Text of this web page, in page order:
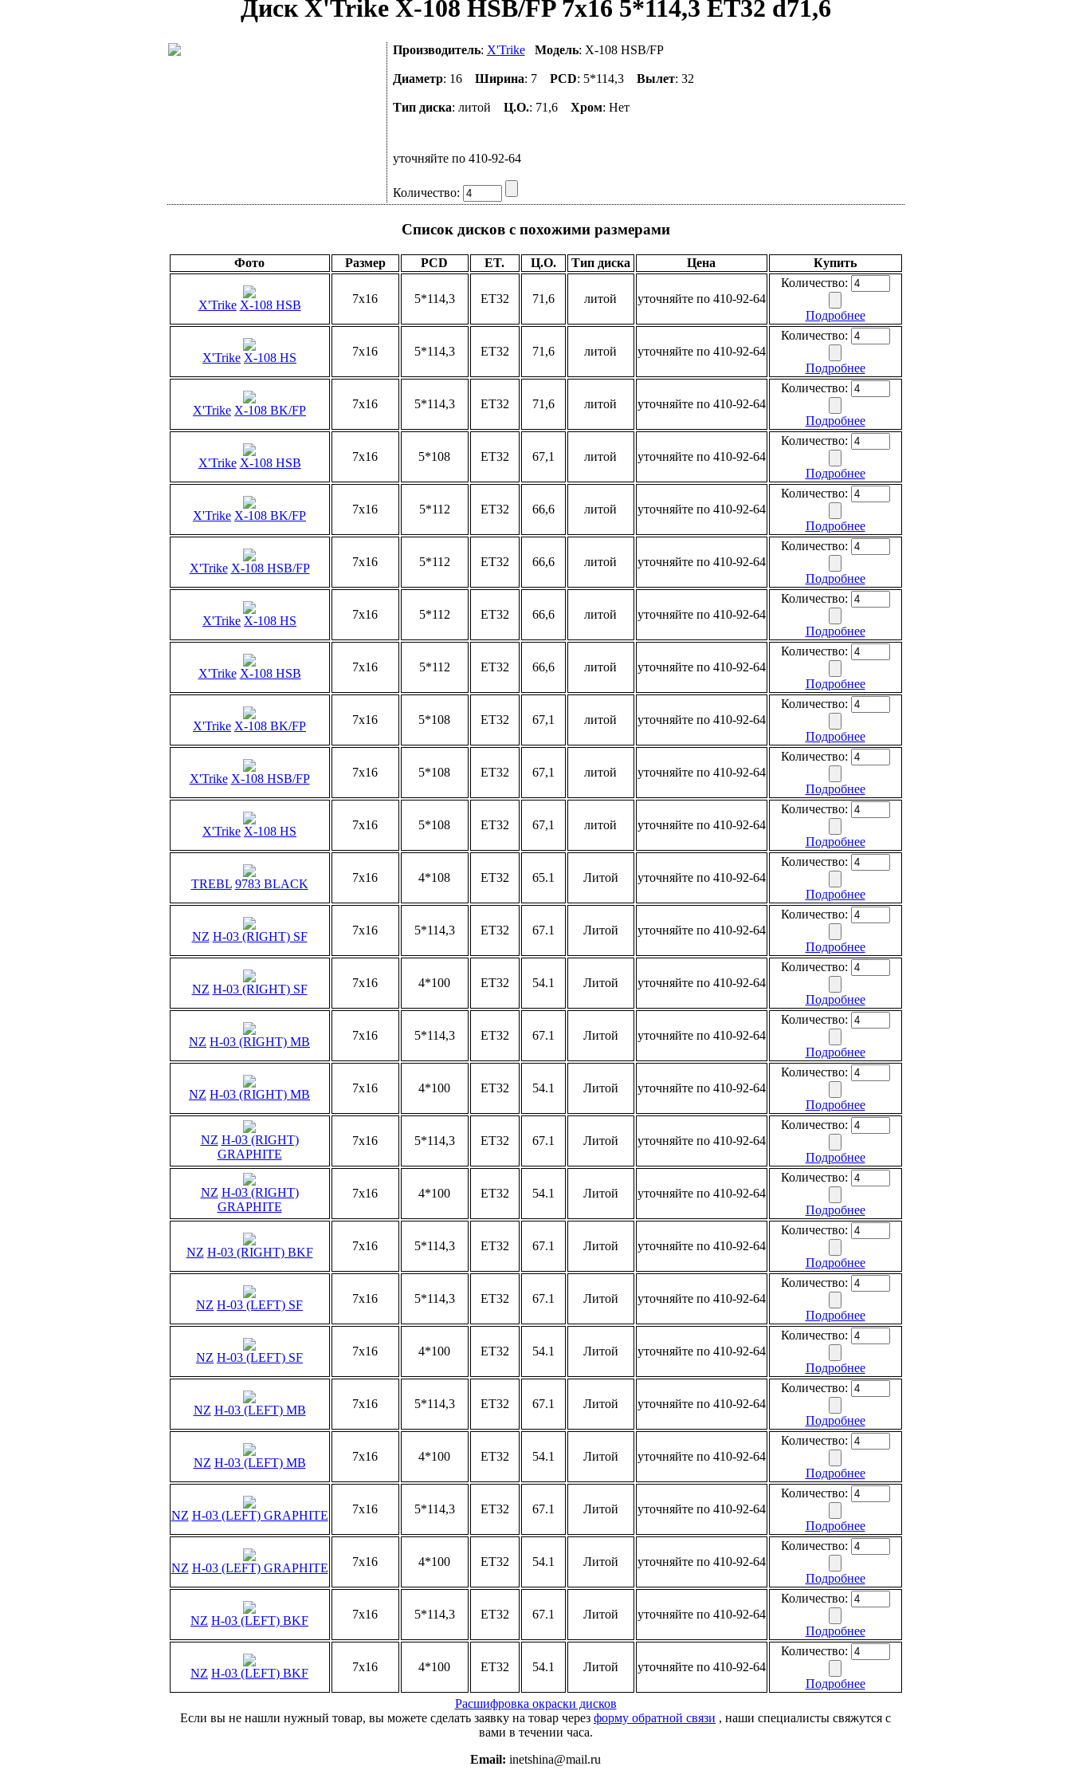
Диск X'Trike X-108 HSB/FP 7x16 5*114,3 ET32 d71,6
Производитель: X'Trike Модель: X-108 HSB/FP
Диаметр: 16 Ширина: 7 PCD: 5*114,3 Вылет: 32
Тип диска: литой Ц.О.: 71,6 Хром: Нет
уточняйте по 410-92-64
Количество:
Список дисков с похожими размерами
Фото Размер PCD ET. Ц.О. Тип диска Цена Купить
X'Trike X-108 HSB 7x16 5*114,3 ET32 71,6 литой уточняйте по 410-92-64
Количество:
Подробнее
X'Trike X-108 HS 7x16 5*114,3 ET32 71,6 литой уточняйте по 410-92-64
Количество:
Подробнее
X'Trike X-108 BK/FP 7x16 5*114,3 ET32 71,6 литой уточняйте по 410-92-64
Количество:
Подробнее
X'Trike X-108 HSB 7x16 5*108 ET32 67,1 литой уточняйте по 410-92-64
Количество:
Подробнее
X'Trike X-108 BK/FP 7x16 5*112 ET32 66,6 литой уточняйте по 410-92-64
Количество:
Подробнее
X'Trike X-108 HSB/FP 7x16 5*112 ET32 66,6 литой уточняйте по 410-92-64
Количество:
Подробнее
X'Trike X-108 HS 7x16 5*112 ET32 66,6 литой уточняйте по 410-92-64
Количество:
Подробнее
X'Trike X-108 HSB 7x16 5*112 ET32 66,6 литой уточняйте по 410-92-64
Количество:
Подробнее
X'Trike X-108 BK/FP 7x16 5*108 ET32 67,1 литой уточняйте по 410-92-64
Количество:
Подробнее
X'Trike X-108 HSB/FP 7x16 5*108 ET32 67,1 литой уточняйте по 410-92-64
Количество:
Подробнее
X'Trike X-108 HS 7x16 5*108 ET32 67,1 литой уточняйте по 410-92-64
Количество:
Подробнее
TREBL 9783 BLACK 7x16 4*108 ET32 65.1 Литой уточняйте по 410-92-64
Количество:
Подробнее
NZ H-03 (RIGHT) SF 7x16 5*114,3 ET32 67.1 Литой уточняйте по 410-92-64
Количество:
Подробнее
NZ H-03 (RIGHT) SF 7x16 4*100 ET32 54.1 Литой уточняйте по 410-92-64
Количество:
Подробнее
NZ H-03 (RIGHT) MB 7x16 5*114,3 ET32 67.1 Литой уточняйте по 410-92-64
Количество:
Подробнее
NZ H-03 (RIGHT) MB 7x16 4*100 ET32 54.1 Литой уточняйте по 410-92-64
Количество:
Подробнее
NZ H-03 (RIGHT)
GRAPHITE
7x16 5*114,3 ET32 67.1 Литой уточняйте по 410-92-64
Количество:
Подробнее
NZ H-03 (RIGHT)
GRAPHITE
7x16 4*100 ET32 54.1 Литой уточняйте по 410-92-64
Количество:
Подробнее
NZ H-03 (RIGHT) BKF 7x16 5*114,3 ET32 67.1 Литой уточняйте по 410-92-64
Количество:
Подробнее
NZ H-03 (LEFT) SF 7x16 5*114,3 ET32 67.1 Литой уточняйте по 410-92-64
Количество:
Подробнее
NZ H-03 (LEFT) SF 7x16 4*100 ET32 54.1 Литой уточняйте по 410-92-64
Количество:
Подробнее
NZ H-03 (LEFT) MB 7x16 5*114,3 ET32 67.1 Литой уточняйте по 410-92-64
Количество:
Подробнее
NZ H-03 (LEFT) MB 7x16 4*100 ET32 54.1 Литой уточняйте по 410-92-64
Количество:
Подробнее
NZ H-03 (LEFT) GRAPHITE 7x16 5*114,3 ET32 67.1 Литой уточняйте по 410-92-64
Количество:
Подробнее
NZ H-03 (LEFT) GRAPHITE 7x16 4*100 ET32 54.1 Литой уточняйте по 410-92-64
Количество:
Подробнее
NZ H-03 (LEFT) BKF 7x16 5*114,3 ET32 67.1 Литой уточняйте по 410-92-64
Количество:
Подробнее
NZ H-03 (LEFT) BKF 7x16 4*100 ET32 54.1 Литой уточняйте по 410-92-64
Количество:
Подробнее
Расшифровка окраски дисков
Если вы не нашли нужный товар, вы можете сделать заявку на товар через форму обратной связи , наши специалисты свяжутся с
вами в течении часа.
Email: inetshina@mail.ru